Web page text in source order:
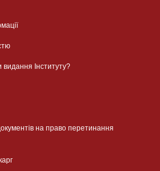
Інституту?
на право перетинання